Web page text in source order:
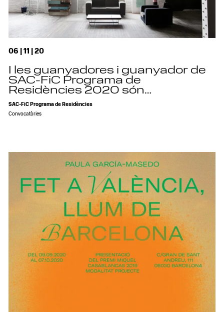
06 | 11 | 20
I les guanyadores i guanyador de
SAC-FiC Programa de
Residències 2020 són…
SAC-FiC Programa de Residències
Convocatòries